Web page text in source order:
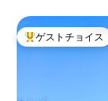
大好評のゲストチ
ゲストチョイス